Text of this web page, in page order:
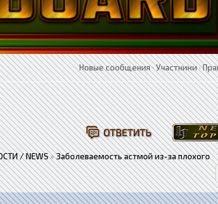
Новые сообщения·Участники·
/ NEWS»Заболеваемость астмой из-за плохого